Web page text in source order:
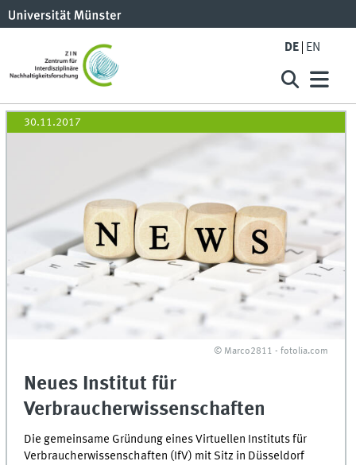
DE EN
30.11.2017
© Marco2811 - fotolia.com
Neues Institut für
Verbraucherwissenschaften
Die gemeinsame Gründung eines Virtuellen Instituts für
Verbraucherwissenschaften (IfV) mit Sitz in Düsseldorf